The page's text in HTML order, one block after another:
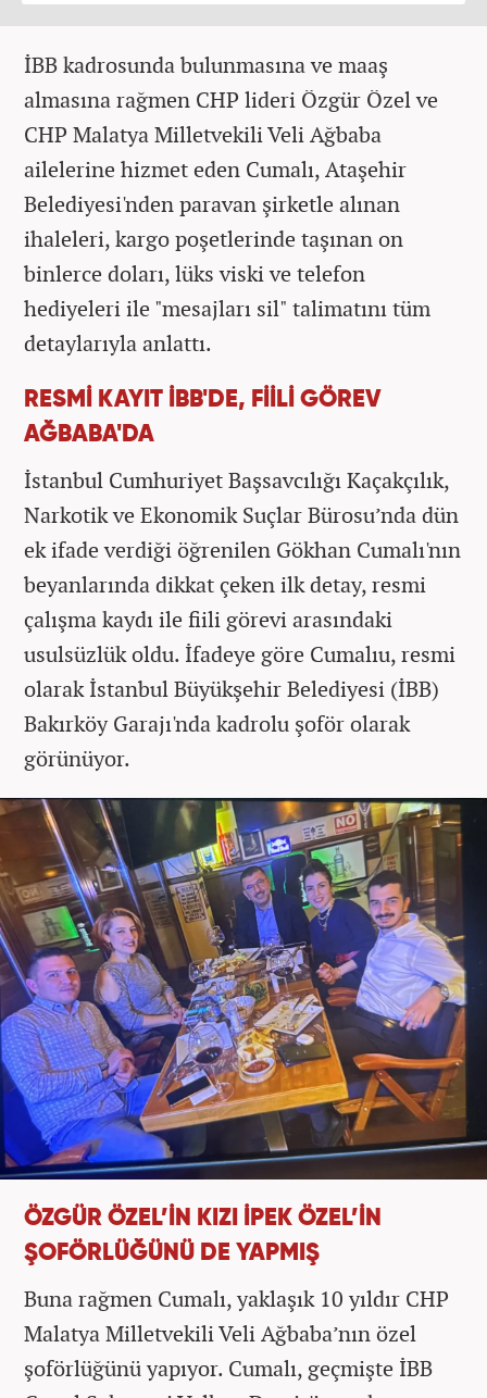
İBB kadrosunda bulunmasına ve maaş
almasına rağmen CHP lideri Özgür Özel ve
CHP Malatya Milletvekili Veli Ağbaba
ailelerine hizmet eden Cumalı, Ataşehir
Belediyesi'nden paravan şirketle alınan
ihaleleri, kargo poşetlerinde taşınan on
binlerce doları, lüks viski ve telefon
hediyeleri ile "mesajları sil" talimatını tüm
detaylarıyla anlattı.
RESMİ KAYIT İBB'DE, FİİLİ GÖREV
AĞBABA'DA
İstanbul Cumhuriyet Başsavcılığı Kaçakçılık,
Narkotik ve Ekonomik Suçlar Bürosu’nda dün
ek ifade verdiği öğrenilen Gökhan Cumalı'nın
beyanlarında dikkat çeken ilk detay, resmi
çalışma kaydı ile fiili görevi arasındaki
usulsüzlük oldu. İfadeye göre Cumalıu, resmi
olarak İstanbul Büyükşehir Belediyesi (İBB)
Bakırköy Garajı'nda kadrolu şoför olarak
görünüyor.
ÖZGÜR ÖZEL’İN KIZI İPEK ÖZEL’İN
ŞOFÖRLÜĞÜNÜ DE YAPMIŞ
Buna rağmen Cumalı, yaklaşık 10 yıldır CHP
Malatya Milletvekili Veli Ağbaba’nın özel
şoförlüğünü yapıyor. Cumalı, geçmişte İBB